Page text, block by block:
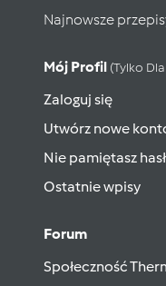
Najnowsze
Mój Profil (tylko
Zaloguj się
Utwórz nowe
Nie pamiętasz
Ostatnie wpisy
Forum
Społeczność